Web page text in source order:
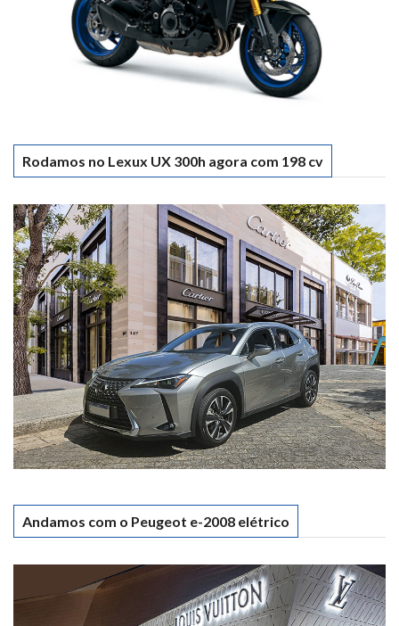
Rodamos no Lexux UX 300h agora com 198 cv
Andamos com o Peugeot e-2008 elétrico